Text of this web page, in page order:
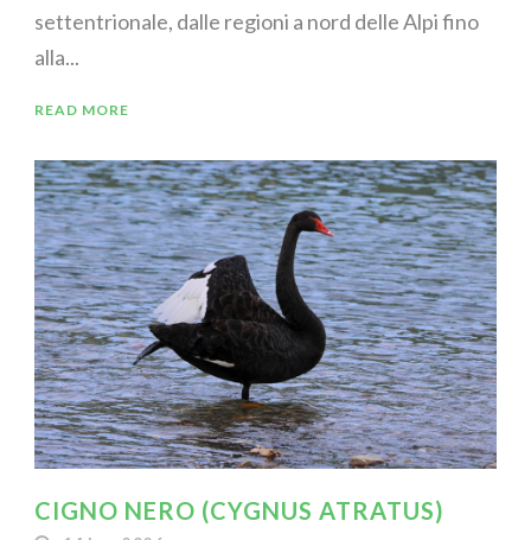
settentrionale, dalle regioni a nord delle Alpi fino
alla...
READ MORE
CIGNO NERO (CYGNUS ATRATUS)